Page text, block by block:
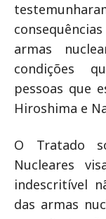
armas
condições
pessoas que
Hiroshima e
O Tratado
Nucleares
indescritível
das armas